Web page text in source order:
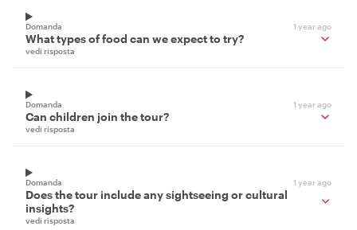
Domanda 1 year ago
What types of food can we expect to try?
vedi risposta
Domanda 1 year ago
Can children join the tour?
vedi risposta
Domanda 1 year ago
Does the tour include any sightseeing or cultural
insights?
vedi risposta